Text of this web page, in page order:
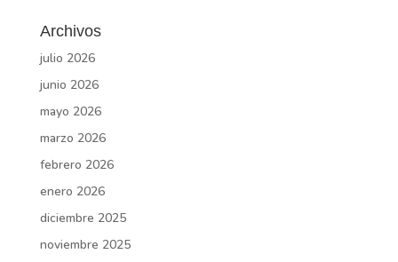
Archivos
julio 2026
junio 2026
mayo 2026
marzo 2026
febrero 2026
enero 2026
diciembre 2025
noviembre 2025